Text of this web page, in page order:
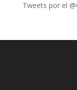
Tweets por el